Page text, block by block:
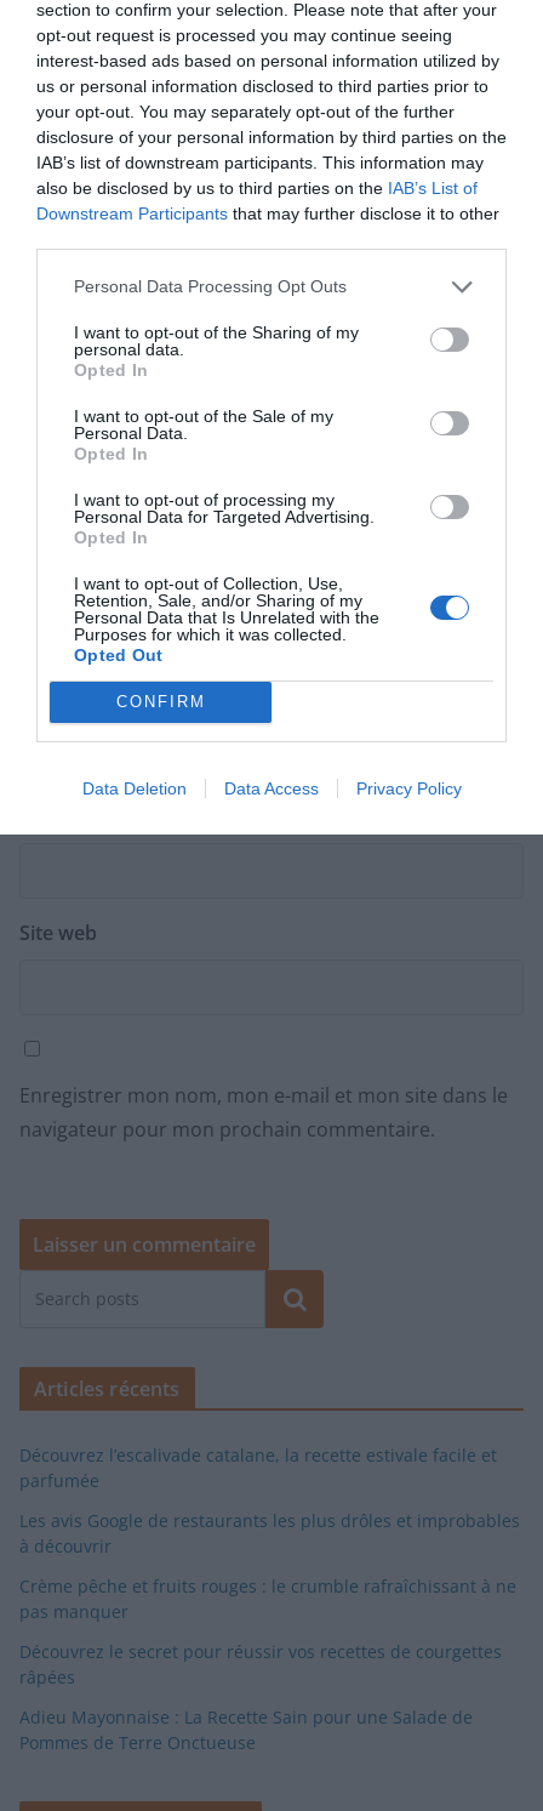
section to confirm your selection. Please note that after your
opt-out request is processed you may continue seeing
interest-based ads based on personal information utilized by
us or personal information disclosed to third parties prior to
your opt-out. You may separately opt-out of the further
disclosure of your personal information by third parties on the
IAB’s list of downstream participants. This information may
also be disclosed by us to third parties on the IAB’s List of
Downstream Participants that may further disclose it to other
Personal Data Processing Opt Outs
I want to opt-out of the Sharing of my
personal data.
Opted In
I want to opt-out of the Sale of my
Personal Data.
Opted In
I want to opt-out of processing my
Personal Data for Targeted Advertising.
Opted In
I want to opt-out of Collection, Use,
Retention, Sale, and/or Sharing of my
Personal Data that Is Unrelated with the
Purposes for which it was collected.
Opted Out
CONFIRM
Data Deletion Data Access Privacy Policy
Réussir des œufs brouillés crémeux sans beurre ni
huile
La blanquette économique avec une viande
alternative
Laisser un commentaire
obligatoires sont indiqués avec*
Commentaire
Site web
Enregistrer mon nom, mon e-mail et mon site dans le
navigateur pour mon prochain commentaire.
Rechercher
Articles récents
Découvrez l’escalivade catalane, la recette estivale facile et
parfumée
Les avis Google de restaurants les plus drôles et improbables
à découvrir
Crème pêche et fruits rouges : le crumble rafraîchissant à ne
pas manquer
Découvrez le secret pour réussir vos recettes de courgettes
râpées
Adieu Mayonnaise : La Recette Sain pour une Salade de
Pommes de Terre Onctueuse